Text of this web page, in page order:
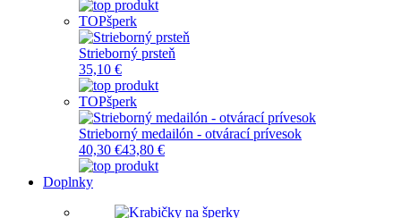
TOPšperk
Strieborný prsteň
35,10 €
TOPšperk
Strieborný medailón - otvárací prívesok
40,30 €43,80 €
Doplnky